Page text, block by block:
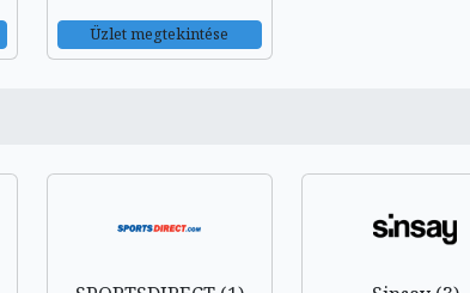
Üzlet megtekintése